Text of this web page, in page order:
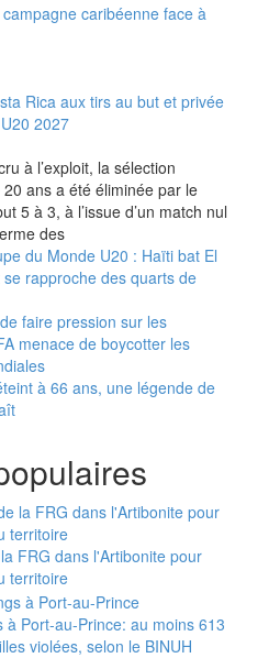
caribéenne face à
Rica aux tirs au but et privée
2027
à l’exploit, la sélection
ans a été éliminée par le
5 à 3, à l’issue d’un match nul
des
du Monde U20 : Haïti bat El
rapproche des quarts de
faire pression sur les
menace de boycotter les
à 66 ans, une légende de
FRG dans l'Artibonite pour
territoire
à Port-au-Prince: au moins 613
violées, selon le BINUH